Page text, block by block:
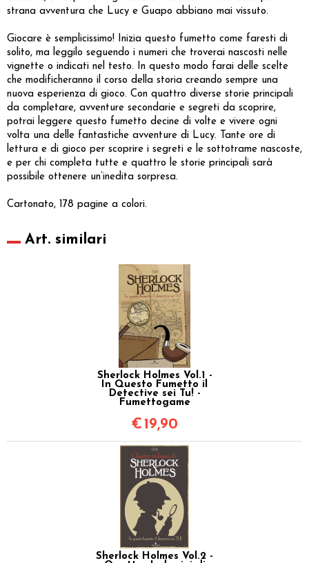
strana avventura che Lucy e Guapo abbiano mai vissuto.
Giocare è semplicissimo! Inizia questo fumetto come faresti di
solito, ma leggilo seguendo i numeri che troverai nascosti nelle
vignette o indicati nel testo. In questo modo farai delle scelte
che modificheranno il corso della storia creando sempre una
nuova esperienza di gioco. Con quattro diverse storie principali
da completare, avventure secondarie e segreti da scoprire,
potrai leggere questo fumetto decine di volte e vivere ogni
volta una delle fantastiche avventure di Lucy. Tante ore di
lettura e di gioco per scoprire i segreti e le sottotrame nascoste,
e per chi completa tutte e quattro le storie principali sarà
possibile ottenere un’inedita sorpresa.
Cartonato, 178 pagine a colori.
Art. similari
Sherlock Holmes Vol.1 -
In Questo Fumetto il
Detective sei Tu! -
Fumettogame
€ 19,90
Sherlock Holmes Vol.2 -